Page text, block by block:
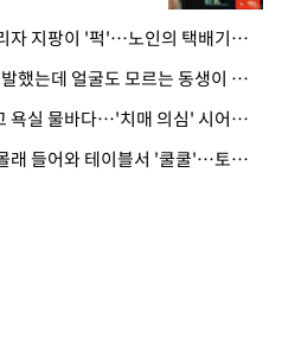
· 엘베 문 열리자 지팡이 '퍽'…노인의 택배기사 폭행 이유
· "20년 병수발했는데 얼굴도 모르는 동생이 유산 절반을"…배다른 형제 상속권 있을까
· 냄비 태우고 욕실 물바다…'치매 의심' 시어머니 검사 권유했다가 '날벼락'
· 새벽 식당 몰래 들어와 테이블서 '쿨쿨'…토사물 남기고 사라진 남성